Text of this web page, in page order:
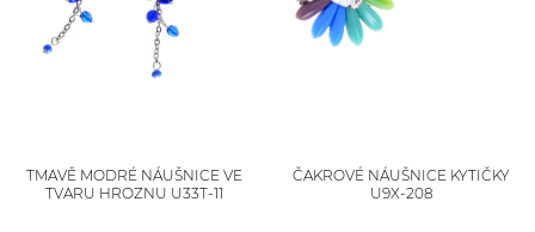
TMAVĚ MODRÉ NÁUŠNICE VE
TVARU HROZNU U33T-11
ČAKROVÉ NÁUŠNICE KYTIČKY
U9X-208